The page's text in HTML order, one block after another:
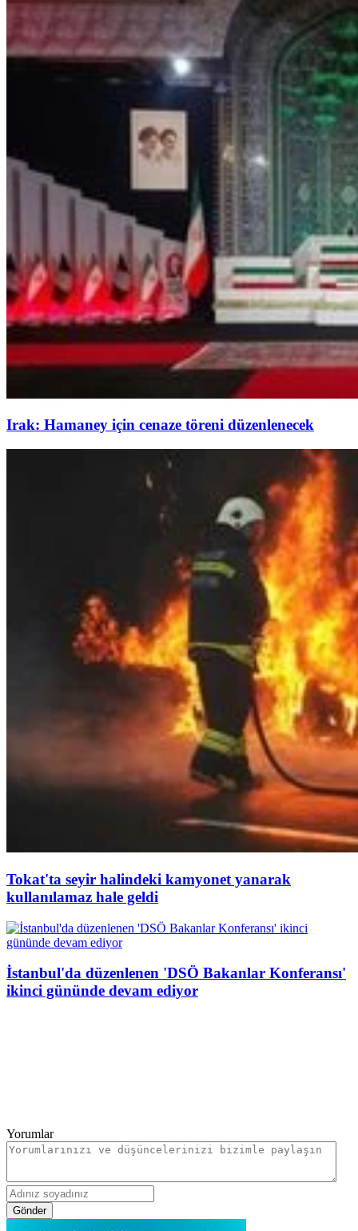
Irak: Hamaney için cenaze töreni düzenlenecek
Tokat'ta seyir halindeki kamyonet yanarak
kullanılamaz hale geldi
İstanbul'da düzenlenen 'DSÖ Bakanlar Konferansı'
ikinci gününde devam ediyor
Yorumlar
Gönder